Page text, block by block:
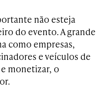
não esteja
do evento. A grande
como empresas,
e veículos de
monetizar, o